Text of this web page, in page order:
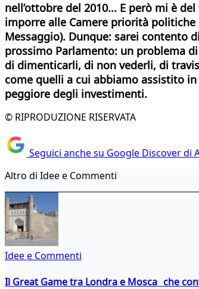
nell’ottobre del 2010... E però mi è
imporre alle Camere priorità
Messaggio). Dunque: sarei contento
prossimo Parlamento: un problema
di dimenticarli, di non vederli, di
come quelli a cui abbiamo assistito
peggiore degli investimenti.
© RIPRODUZIONE RISERVATA
Seguici anche su Google Discover di
Altro di Idee e Commenti
Idee e Commenti
Il Great Game tra Londra e Mosca che